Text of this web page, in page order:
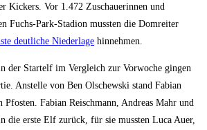
Kickers. Vor 1.472 Zuschaue­rin­nen und
Fuchs-Park-Sta­di­on muss­ten die Dom­rei­ter
deut­li­che Nie­der­la­ge hinnehmen.
der Start­elf im Ver­gleich zur Vor­wo­che gin­gen
Anstel­le von Ben Olschew­ski stand Fabi­an
Pfos­ten. Fabi­an Reisch­mann, Andre­as Mahr und
die ers­te Elf zurück, für sie muss­ten Luca Auer,